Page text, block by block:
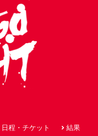
日程・チケット 結果